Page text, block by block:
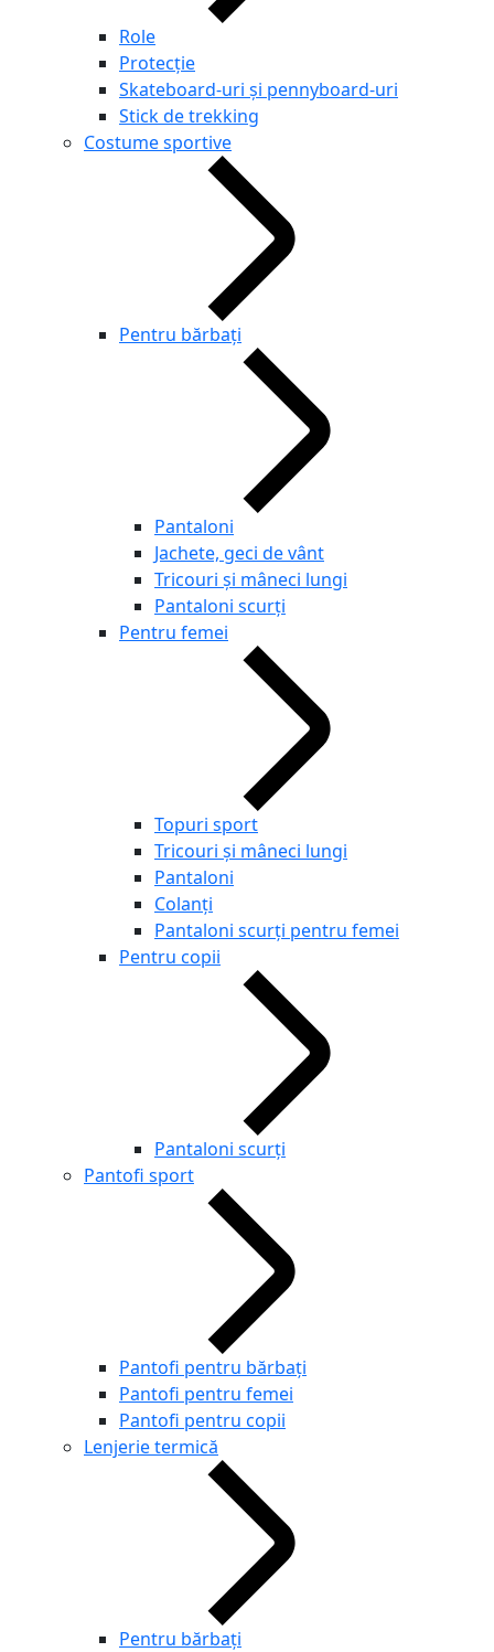
Role
Protecție
Skateboard-uri și pennyboard-uri
Stick de trekking
Costume sportive
Pentru bărbaţi
Pantaloni
Jachete, geci de vânt
Tricouri și mâneci lungi
Pantaloni scurţi
Pentru femei
Topuri sport
Tricouri și mâneci lungi
Pantaloni
Colanți
Pantaloni scurţi pentru femei
Pentru copii
Pantaloni scurţi
Pantofi sport
Pantofi pentru bărbați
Pantofi pentru femei
Pantofi pentru copii
Lenjerie termică
Pentru bărbați